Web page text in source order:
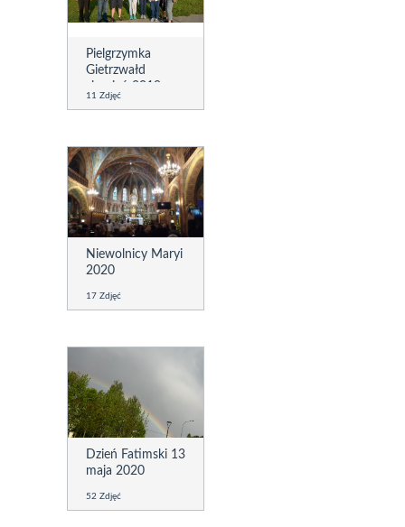
Pielgrzymka
Gietrzwałd
sierpień 2019
11 Zdjęć
Niewolnicy Maryi
2020
17 Zdjęć
Dzień Fatimski 13
maja 2020
52 Zdjęć